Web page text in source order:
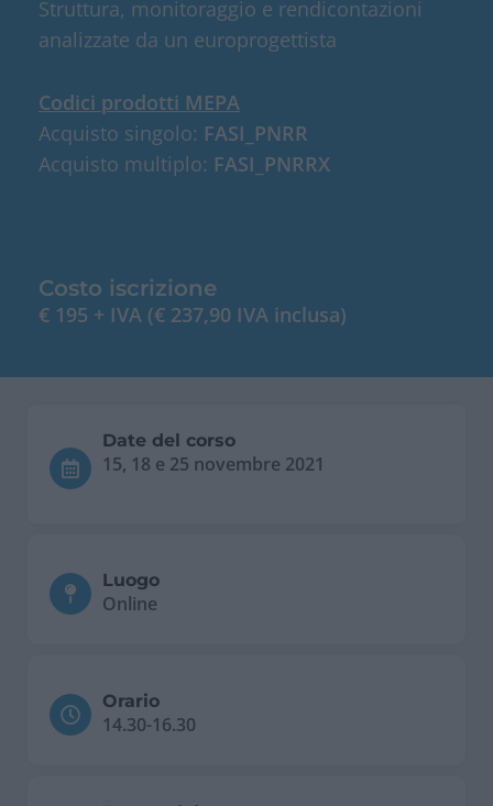
Struttura, monitoraggio e rendicontazioni
analizzate da un europrogettista
Codici prodotti MEPA
Acquisto singolo: FASI_PNRR
Acquisto multiplo: FASI_PNRRX
Costo iscrizione
€ 195 + IVA (€ 237,90 IVA inclusa)
Date del corso
15, 18 e 25 novembre 2021
Luogo
Online
Orario
14.30-16.30